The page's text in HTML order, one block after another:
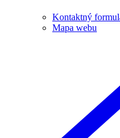
Kontaktný
Mapa webu